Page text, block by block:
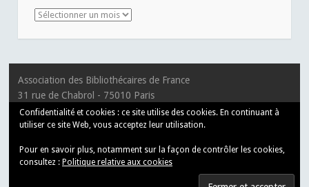
Archives
Association des Bibliothécaires de France
31 rue de Chabrol - 75010 Paris
T 01 55 33 10 30
Confidentialité et cookies : ce site utilise des cookies. En continuant à
utiliser ce site Web, vous acceptez leur utilisation.
Pour en savoir plus, notamment sur la façon de contrôler les cookies,
consultez : Politique relative aux cookies